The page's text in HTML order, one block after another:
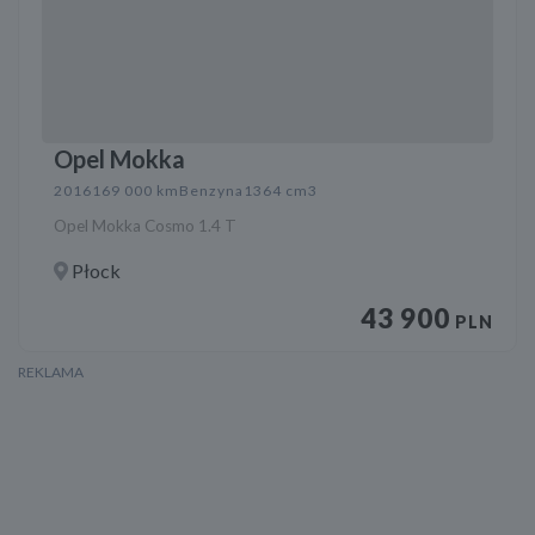
Opel Mokka
2016 169 000 km Benzyna 1364 cm3
Opel Mokka Cosmo 1.4 T
Płock
43 900 PLN